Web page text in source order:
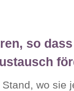
so
wo sie